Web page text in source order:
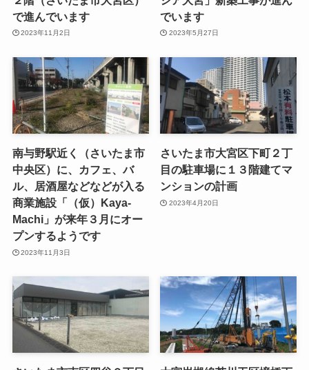
で進んでいます
2023年11月2日
でいます
2023年5月27日
南与野駅近く（さいたま市
中央区）に、カフェ、バ
ル、居酒屋などなどが入る
商業施設「（仮）Kaya-
Machi」が来年３月にオー
プンするようです
2023年11月3日
さいたま市大宮区下町２丁
目の駐車場に１３階建てマ
ンションの計画
2023年4月20日